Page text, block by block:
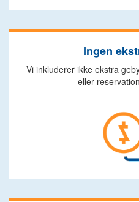
Ingen
Vi inkluderer ikke ekstra
eller